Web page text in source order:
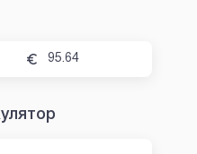
95.64